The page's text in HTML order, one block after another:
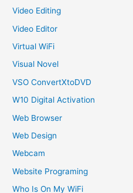
Video Editing
Video Editor
Virtual WiFi
Visual Novel
VSO ConvertXtoDVD
W10 Digital Activation
Web Browser
Web Design
Webcam
Website Programing
Who Is On My WiFi